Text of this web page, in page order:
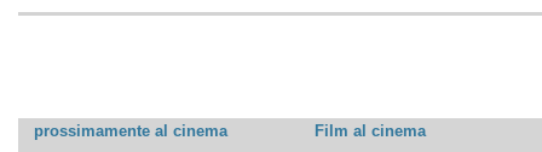
prossimamente al cinema
Film al cinema